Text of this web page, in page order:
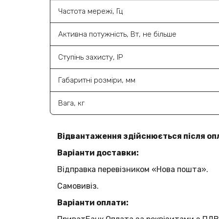
Частота мережі, Гц
Активна потужність, Вт, не більше
Ступінь захисту, ІР
Габаритні розміри, мм
Вага, кг
Відвантаження здійснюється після
Варіанти доставки:
Відправка перевізником «Нова пошта».
Самовивіз.
Варіанти оплати: